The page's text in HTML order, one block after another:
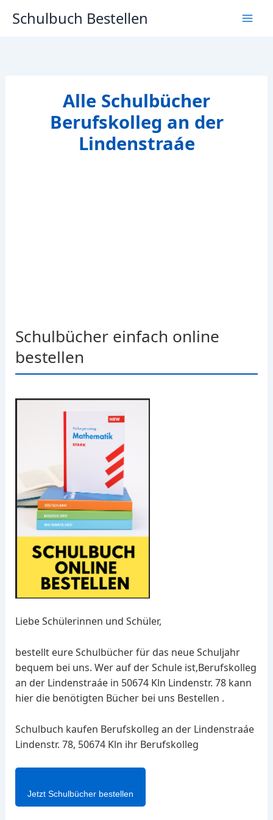
InhaltSchulbuch Bestellen
Alle Schulbücher
Berufskolleg an der
Lindenstraáe
Schulbücher einfach online
bestellen
Liebe Schülerinnen und Schüler,
bestellt eure Schulbücher für das neue Schuljahr
bequem bei uns. Wer auf der Schule ist,Berufskolleg
an der Lindenstraáe in 50674 Kln Lindenstr. 78 kann
hier die benötigten Bücher bei uns Bestellen .
Schulbuch kaufen Berufskolleg an der Lindenstraáe
Lindenstr. 78, 50674 Kln ihr Berufskolleg
Jetzt Schulbücher bestellen